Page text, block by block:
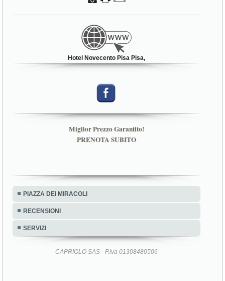
Hotel Novecento Pisa Pisa,
Miglior Prezzo Garantito!
PRENOTA SUBITO
PIAZZA DEI MIRACOLI
RECENSIONI
SERVIZI
CAPRIOLO SAS - P.iva 01308480506